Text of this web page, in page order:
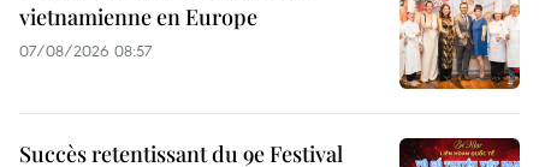
vietnamienne en Europe
07/08/2026 08:57
Succès retentissant du 9e Festival